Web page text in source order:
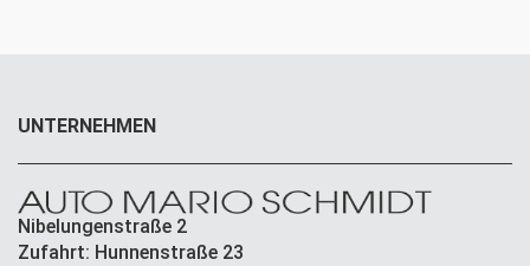
UNTERNEHMEN
Nibelungenstraße 2
Zufahrt: Hunnenstraße 23